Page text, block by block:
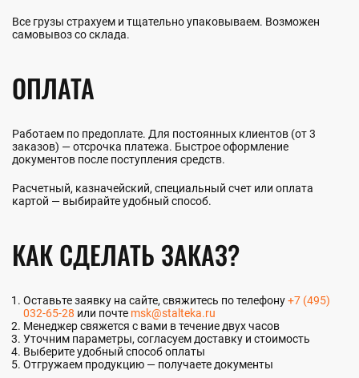
Все грузы страхуем и тщательно упаковываем. Возможен
самовывоз со склада.
ОПЛАТА
Работаем по предоплате. Для постоянных клиентов (от 3
заказов) — отсрочка платежа. Быстрое оформление
документов после поступления средств.
Расчетный, казначейский, специальный счет или оплата
картой — выбирайте удобный способ.
КАК СДЕЛАТЬ ЗАКАЗ?
Оставьте заявку на сайте, свяжитесь по телефону+7 (495)
032-65-28 или почте msk@stalteka.ru
Менеджер свяжется с вами в течение двух часов
Уточним параметры, согласуем доставку и стоимость
Выберите удобный способ оплаты
Отгружаем продукцию — получаете документы